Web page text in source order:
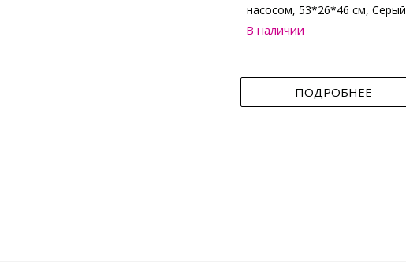
насосом, 53*26*46 см, Серый
В наличии
ПОДРОБНЕЕ